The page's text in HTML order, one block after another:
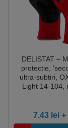
DELISTAT –
protectie,
ultra-subtiri,
Light 14-104,
flexibilitate si
perechi/
7.43 lei+